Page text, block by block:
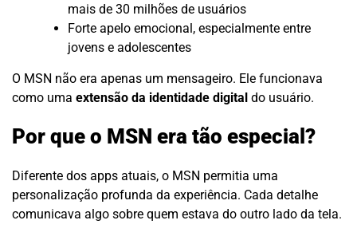
mais de 30 milhões de usuários
Forte apelo emocional, especialmente entre
jovens e adolescentes
O MSN não era apenas um mensageiro. Ele funcionava
como uma extensão da identidade digital do usuário.
Por que o MSN era tão especial?
Diferente dos apps atuais, o MSN permitia uma
personalização profunda da experiência. Cada detalhe
comunicava algo sobre quem estava do outro lado da tela.